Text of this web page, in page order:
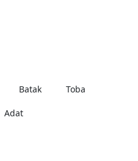
Batak Toba
Adat